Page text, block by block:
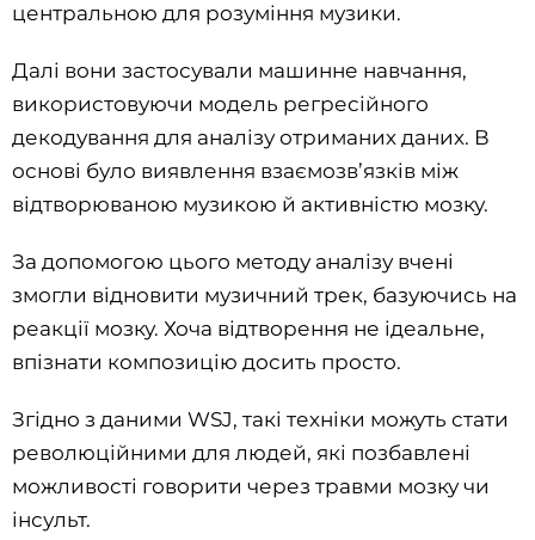
центральною для розуміння музики.
Далі вони застосували машинне навчання,
використовуючи модель регресійного
декодування для аналізу отриманих даних. В
основі було виявлення взаємозв’язків між
відтворюваною музикою й активністю мозку.
За допомогою цього методу аналізу вчені
змогли відновити музичний трек, базуючись на
реакції мозку. Хоча відтворення не ідеальне,
впізнати композицію досить просто.
Згідно з даними WSJ, такі техніки можуть стати
революційними для людей, які позбавлені
можливості говорити через травми мозку чи
інсульт.